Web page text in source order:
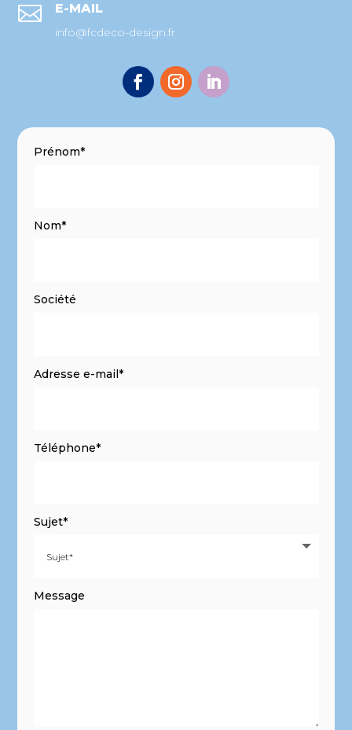
 E-MAIL
info@fcdeco-design.fr
Prénom*
Nom*
Société
Adresse e-mail*
Téléphone*
Sujet*
Message